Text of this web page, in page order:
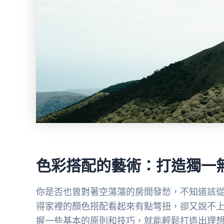
色彩搭配的藝術：打造獨一
你是否也曾對著空蕩蕩的房間發愁，不知道該
得家裡的顏色搭配看起來有點彆扭，卻又說不
握一些基本的原則和技巧，就能輕鬆打造出理